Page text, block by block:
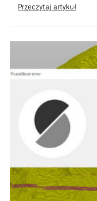
Przeczytaj artykuł